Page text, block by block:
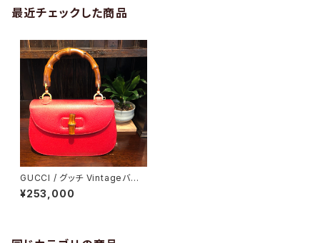
最近チェックした商品
GUCCI / グッチ Vintageバン
ブー2wayバッグ
¥253,000